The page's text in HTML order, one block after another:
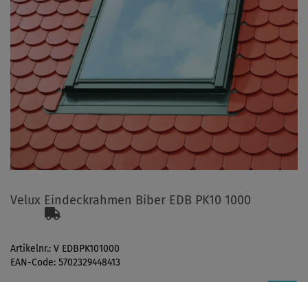
Velux Eindeckrahmen Biber EDB PK10 1000
Artikelnr.: V EDBPK101000
EAN-Code: 5702329448413